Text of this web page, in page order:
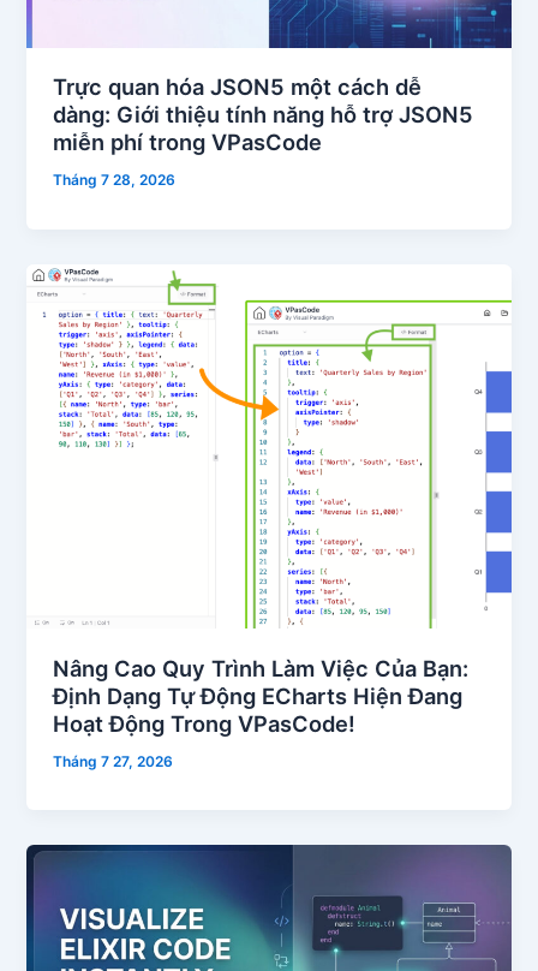
Trực quan hóa JSON5 một cách dễ
dàng: Giới thiệu tính năng hỗ trợ JSON5
miễn phí trong VPasCode
Tháng 7 28, 2026
Nâng Cao Quy Trình Làm Việc Của Bạn:
Định Dạng Tự Động ECharts Hiện Đang
Hoạt Động Trong VPasCode!
Tháng 7 27, 2026